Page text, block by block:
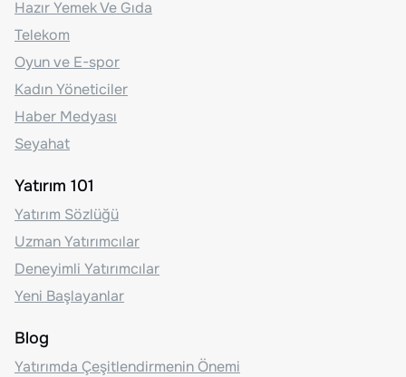
Hazır Yemek Ve Gıda
Telekom
Oyun ve E-spor
Kadın Yöneticiler
Haber Medyası
Seyahat
Yatırım 101
Yatırım Sözlüğü
Uzman Yatırımcılar
Deneyimli Yatırımcılar
Yeni Başlayanlar
Blog
Yatırımda Çeşitlendirmenin Önemi